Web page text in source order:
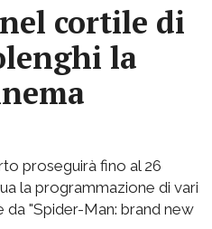
cortile di
la
proseguirà fino al 26
la programmazione di vari
da "Spider-Man: brand new